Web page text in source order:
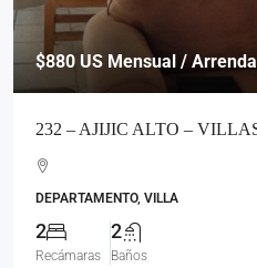
$880 US Mensual /
232 – AJIJIC ALTO –
DEPARTAMENTO, VILLA
2
Recámaras
2
Baños